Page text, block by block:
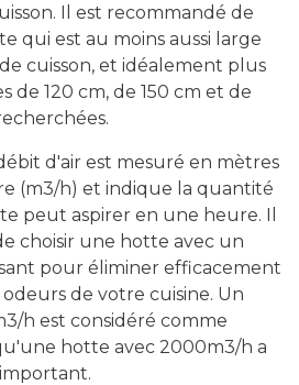
Il est recommandé de
qui est au moins aussi large
cuisson, et idéalement plus
de 120 cm, de 150 cm et de
d'air est mesuré en mètres
(m3/h) et indique la quantité
peut aspirer en une heure. Il
choisir une hotte avec un
pour éliminer efficacement
de votre cuisine. Un
h est considéré comme
hotte avec 2000m3/h a